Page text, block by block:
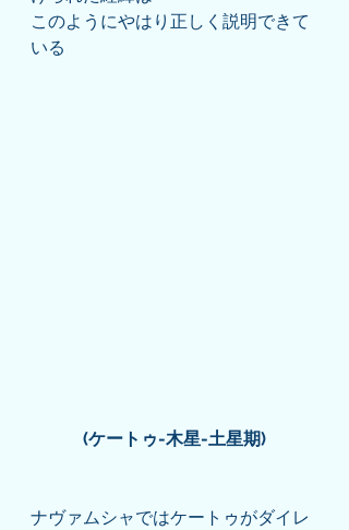
このようにやはり正しく説明できて
いる
(ケートゥ-木星-土星期)
ナヴァムシャではケートゥがダイレ